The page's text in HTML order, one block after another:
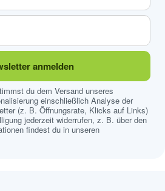
anmelden
du dem Versand unseres
einschließlich Analyse der
(z. B. Öffnungsrate, Klicks auf Links)
jederzeit widerrufen, z. B. über den
findest du in unseren